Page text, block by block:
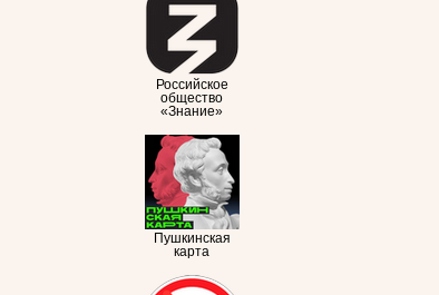
Российское
общество
«Знание»
Пушкинская
карта